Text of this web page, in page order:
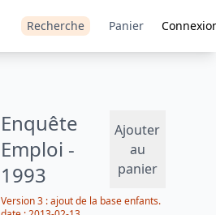
Recherche Panier
Enquête
Emploi -
1993
Ajouter
au
panier
Version 3 : ajout de la base enfants.